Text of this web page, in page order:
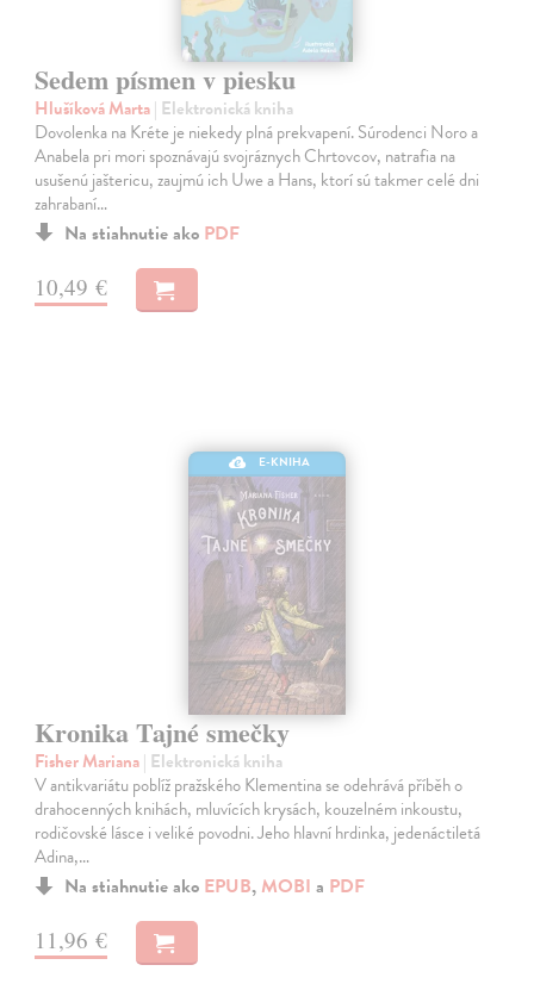
Sedem písmen v piesku
Hlušíková Marta| Elektronická kniha
Dovolenka na Kréte je niekedy plná prekvapení. Súrodenci Noro a
Anabela pri mori spoznávajú svojráznych Chrtovcov, natrafia na
usušenú jaštericu, zaujmú ich Uwe a Hans, ktorí sú takmer celé dni
zahrabaní…
Na stiahnutie ako PDF
10,49 €
E-KNIHA
Kronika Tajné smečky
Fisher Mariana| Elektronická kniha
V antikvariátu poblíž pražského Klementina se odehrává příběh o
drahocenných knihách, mluvících krysách, kouzelném inkoustu,
rodičovské lásce i veliké povodni. Jeho hlavní hrdinka, jedenáctiletá
Adina,…
Na stiahnutie ako EPUB, MOBI a PDF
11,96 €